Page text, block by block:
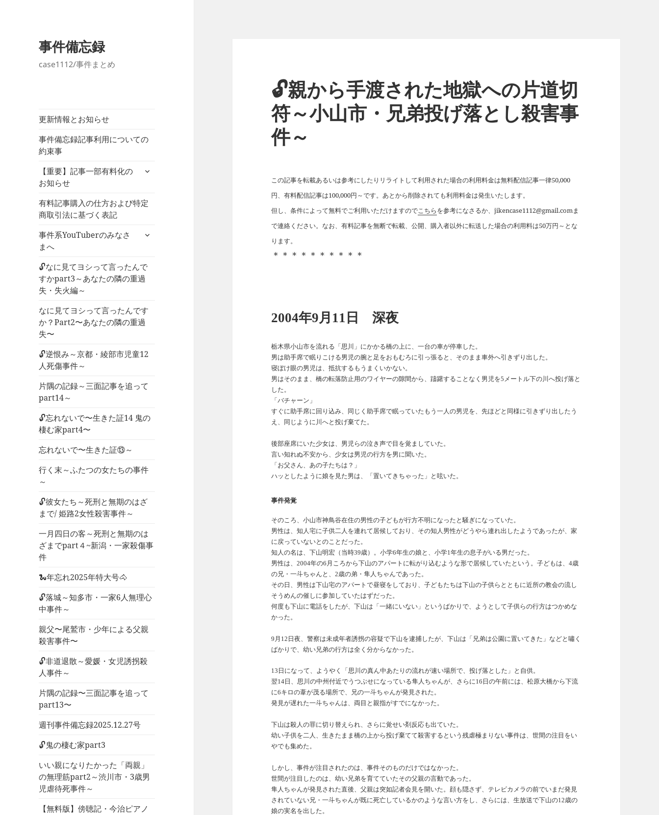
事件備忘録
case1112/事件まとめ
更新情報とお知らせ
事件備忘録記事利用についての
約束事
【重要】記事一部有料化の
お知らせ
サ
ニ
を
有料記事購入の仕方および特定
商取引法に基づく表記
事件系YouTuberのみなさ
まへ
サ
ニ
ュ
展
開
🔓なに見てヨシって言ったんで
すかpart3～あなたの隣の重過
失・失火編～
なに見てヨシって言ったんです
か？Part2〜あなたの隣の重過
失〜
🔓逆恨み～京都・綾部市児童12
人死傷事件～
片隅の記録～三面記事を追って
part14～
🔓忘れないで〜生きた証14 鬼の
棲む家part4〜
忘れないで〜生きた証⑬～
行く末～ふたつの女たちの事件
～
🔓彼女たち～死刑と無期のはざ
まで/ 姫路2女性殺害事件～
一月四日の客～死刑と無期のは
ざまでpart４~新潟・一家殺傷事
件
🐍年忘れ2025年特大号🐴
🔓落城～知多市・一家6人無理心
中事件～
親父〜尾鷲市・少年による父親
殺害事件〜
🔓非道退散～愛媛・女児誘拐殺
人事件～
片隅の記録〜三面記事を追って
part13〜
週刊事件備忘録2025.12.27号
🔓鬼の棲む家part3
いい親になりたかった「両親」
の無理筋part2～渋川市・3歳男
児虐待死事件～
【無料版】傍聴記・今治ピアノ
🔓親から手渡された地獄への片道切
符～小山市・兄弟投げ落とし殺害事
件～
この記事を転載あるいは参考にしたりリライトして利用された場合の利用料金は無料配信記事一律50,000
円、有料配信記事は100,000円～です。あとから削除されても利用料金は発生いたします。
但し、条件によって無料でご利用いただけますのでこちらを参考になさるか、jikencase1112@gmail.comま
で連絡ください。なお、有料記事を無断で転載、公開、購入者以外に転送した場合の利用料は50万円～とな
ります。
＊＊＊＊＊＊＊＊＊＊
2004年9月11日 深夜
栃木県小山市を流れる「思川」にかかる橋の上に、一台の車が停車した。
男は助手席で眠りこける男児の腕と足をおもむろに引っ張ると、そのまま車外へ引きずり出した。
寝ぼけ眼の男児は、抵抗するもうまくいかない。
男はそのまま、橋の転落防止用のワイヤーの隙間から、躊躇することなく男児を5メートル下の川へ投げ落と
した。
「バチャーン」
すぐに助手席に回り込み、同じく助手席で眠っていたもう一人の男児を、先ほどと同様に引きずり出したう
え、同じように川へと投げ棄てた。
後部座席にいた少女は、男児らの泣き声で目を覚ましていた。
言い知れぬ不安から、少女は男児の行方を男に聞いた。
「お父さん、あの子たちは？」
ハッとしたように娘を見た男は、「置いてきちゃった」と呟いた。
事件発覚
そのころ、小山市神鳥谷在住の男性の子どもが行方不明になったと騒ぎになっていた。
男性は、知人宅に子供二人を連れて居候しており、その知人男性がどうやら連れ出したようであったが、家
に戻っていないとのことだった。
知人の名は、下山明宏（当時39歳）。小学6年生の娘と、小学1年生の息子がいる男だった。
男性は、2004年の6月ころから下山のアパートに転がり込むような形で居候していたという。子どもは、4歳
の兄・一斗ちゃんと、2歳の弟・隼人ちゃんであった。
その日、男性は下山宅のアパートで昼寝をしており、子どもたちは下山の子供らとともに近所の教会の流し
そうめんの催しに参加していたはずだった。
何度も下山に電話をしたが、下山は「一緒にいない」というばかりで、ようとして子供らの行方はつかめな
かった。
9月12日夜、警察は未成年者誘拐の容疑で下山を逮捕したが、下山は「兄弟は公園に置いてきた」などと嘯く
ばかりで、幼い兄弟の行方は全く分からなかった。
13日になって、ようやく「思川の真ん中あたりの流れが速い場所で、投げ落とした」と自供。
翌14日、思川の中州付近でうつぶせになっている隼人ちゃんが、さらに16日の午前には、松原大橋から下流
に6キロの葦が茂る場所で、兄の一斗ちゃんが発見された。
発見が遅れた一斗ちゃんは、両目と親指がすでになかった。
下山は殺人の罪に切り替えられ、さらに覚せい剤反応も出ていた。
幼い子供を二人、生きたまま橋の上から投げ棄てて殺害するという残虐極まりない事件は、世間の注目をい
やでも集めた。
しかし、事件が注目されたのは、事件そのものだけではなかった。
世間が注目したのは、幼い兄弟を育てていたその父親の言動であった。
隼人ちゃんが発見された直後、父親は突如記者会見を開いた。顔も隠さず、テレビカメラの前でいまだ発見
されていない兄・一斗ちゃんが既に死亡しているかのような言い方をし、さらには、生放送で下山の12歳の
娘の実名を出した。